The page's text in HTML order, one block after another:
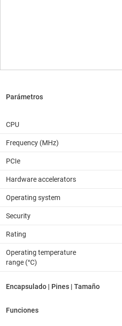
CPU
Frequency (MHz)
PCIe
Hardware accelerators
Operating system
Security
Rating
Operating temperature
range (°C)